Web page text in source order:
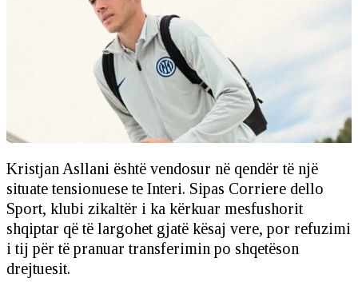
Kristjan Asllani është vendosur në qendër të një
situate tensionuese te Interi. Sipas Corriere dello
Sport, klubi zikaltër i ka kërkuar mesfushorit
shqiptar që të largohet gjatë kësaj vere, por refuzimi
i tij për të pranuar transferimin po shqetëson
drejtuesit.